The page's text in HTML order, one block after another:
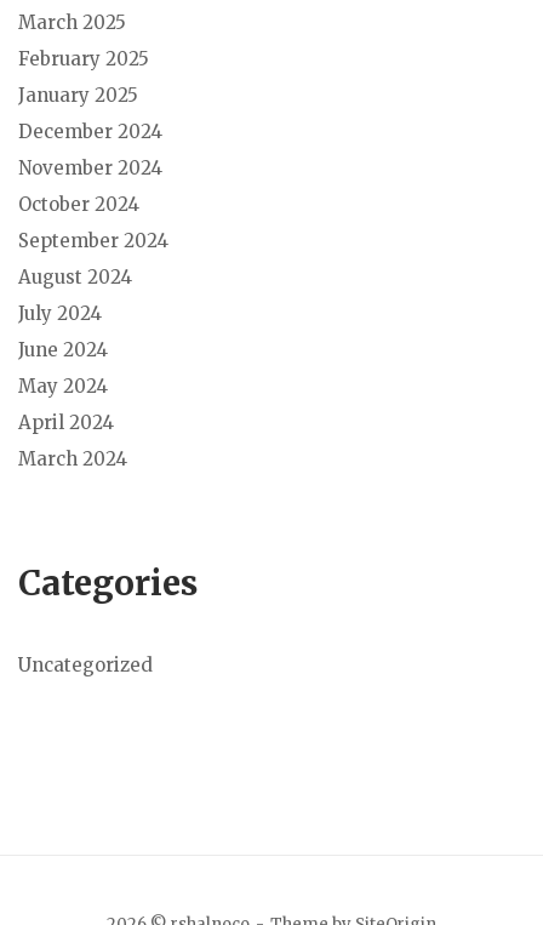
March 2025
February 2025
January 2025
December 2024
November 2024
October 2024
September 2024
August 2024
July 2024
June 2024
May 2024
April 2024
March 2024
Categories
Uncategorized